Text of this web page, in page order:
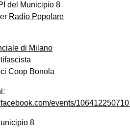
ms
del Municipio 8
Radio Popolare
di Milano
Coop Bonola
events/
8